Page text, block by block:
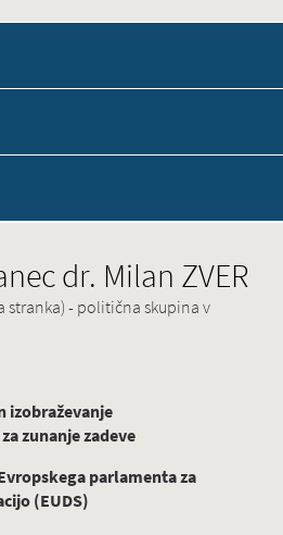
dr. Milan ZVER
stranka) - politična skupina v
izobraževanje
zunanje zadeve
parlamenta za
(EUDS)